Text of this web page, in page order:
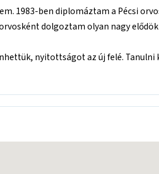
1983-ben diplomáztam a Pécsi
dolgoztam olyan nagy
nyitottságot az új felé.